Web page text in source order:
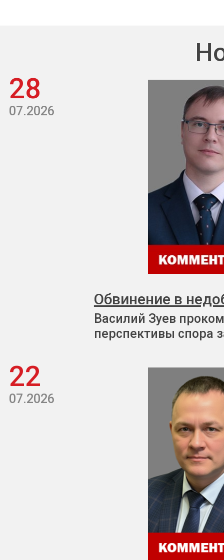
28
07.2026
Обвинение в
Василий Зуев
перспективы спора
22
07.2026